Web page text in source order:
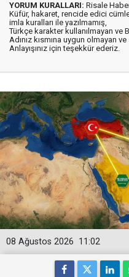
YORUM KURALLARI: Risale
Küfür, hakaret, rencide edici
imla kuralları ile yazılmamış,
Türkçe karakter kullanılmayan ve
Adınız kısmına uygun olmayan
Anlayışınız için teşekkür ederiz.
11:02
08 Ağustos 2026